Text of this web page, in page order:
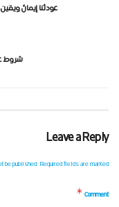
عودتُنا إيمانٌ
شروط
Leave a Reply
be published.Required fields are marked
Comment
*